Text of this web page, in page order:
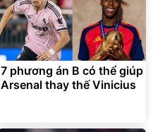
7 phương án B có thể giúp
Arsenal thay thế Vinicius